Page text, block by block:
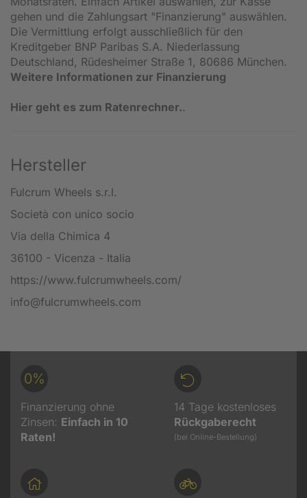
gehen und die Zahlungsart "Finanzierung" auswählen.
Die Vermittlung erfolgt ausschließlich für den
Kreditgeber BNP Paribas S.A. Niederlassung
Deutschland, Rüdesheimer Straße 1, 80686 München.
Weitere Informationen zur Finanzierung
Hier geht es zum Ratenrechner..
Hersteller
Fulcrum Wheels s.r.l.
Società con unico socio
Via della Chimica 4
36100 - Vicenza - Italia
https://www.fulcrumwheels.com/
info@fulcrumwheels.com
0%
Finanzierung ohne
Zinsen: Einfach in 10
Raten!
14 Tage kostenloses
Rückgaberecht
(bei Online-Bestellung)